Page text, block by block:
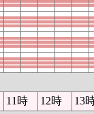
11時 12時
13